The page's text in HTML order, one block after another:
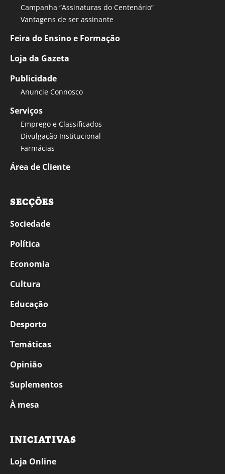
Campanha “Assinaturas do Centenário”
Vantagens de ser assinante
Feira do Ensino e Formação
Loja da Gazeta
Publicidade
Anuncie Connosco
Serviços
Emprego e Classificados
Divulgação Institucional
Farmácias
Área de Cliente
SECÇÕES
Sociedade
Política
Economia
Cultura
Educação
Desporto
Temáticas
Opinião
Suplementos
À mesa
INICIATIVAS
Loja Online